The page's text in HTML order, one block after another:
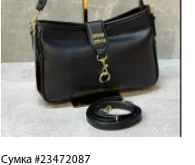
Сумка #23472087